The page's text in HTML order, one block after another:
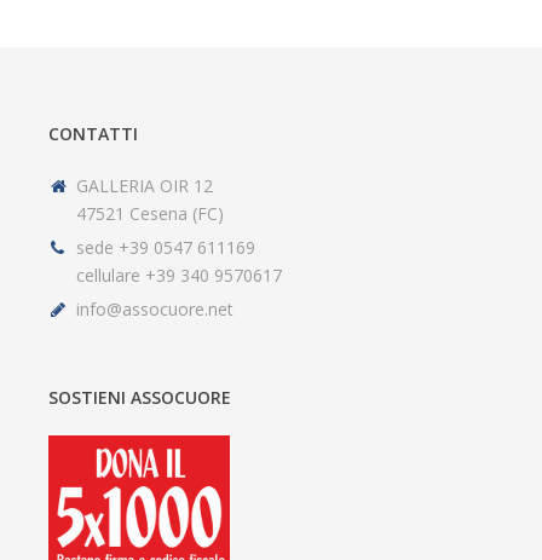
CONTATTI
GALLERIA OIR 12
47521 Cesena (FC)
sede +39 0547 611169
cellulare +39 340 9570617
info@assocuore.net
SOSTIENI ASSOCUORE